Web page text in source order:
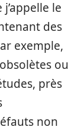
le
des
exemple,
ou
près
non